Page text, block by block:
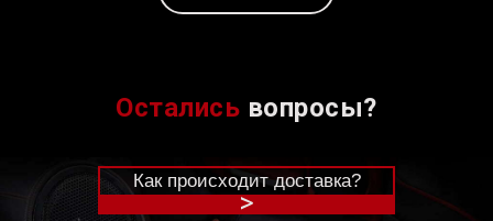
Остались вопросы?
Как происходит доставка?
>